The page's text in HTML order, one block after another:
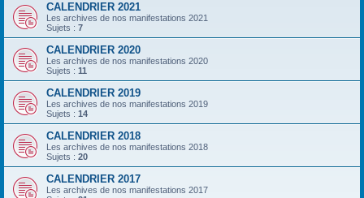
CALENDRIER 2021
Les archives de nos manifestations 2021
Sujets : 7
CALENDRIER 2020
Les archives de nos manifestations 2020
Sujets : 11
CALENDRIER 2019
Les archives de nos manifestations 2019
Sujets : 14
CALENDRIER 2018
Les archives de nos manifestations 2018
Sujets : 20
CALENDRIER 2017
Les archives de nos manifestations 2017